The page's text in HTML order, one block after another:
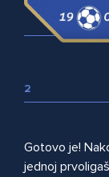
2
Gotovo je!
jednoj